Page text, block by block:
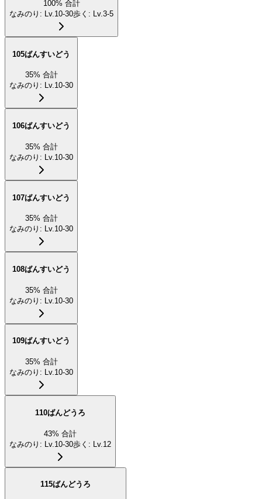
100% 合計
なみのり : Lv.10-30歩く : Lv.3-5
105ばんすいどう
35% 合計
なみのり : Lv.10-30
106ばんすいどう
35% 合計
なみのり : Lv.10-30
107ばんすいどう
35% 合計
なみのり : Lv.10-30
108ばんすいどう
35% 合計
なみのり : Lv.10-30
109ばんすいどう
35% 合計
なみのり : Lv.10-30
110ばんどうろ
43% 合計
なみのり : Lv.10-30歩く : Lv.12
115ばんどうろ